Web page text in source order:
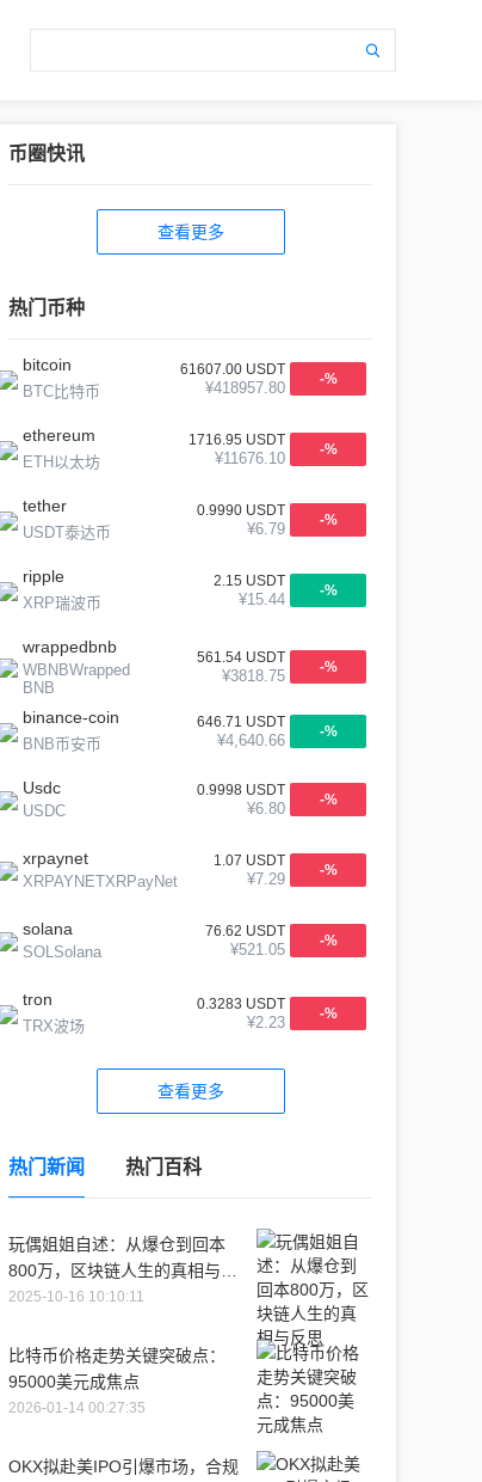
币圈快讯
查看更多
热门币种
bitcoin
BTC比特币
61607.00 USDT
¥418957.80 -%
ethereum
ETH以太坊
1716.95 USDT
¥11676.10 -%
tether
USDT泰达币
0.9990 USDT
¥6.79 -%
ripple
XRP瑞波币
2.15 USDT
¥15.44 -%
wrappedbnb
WBNBWrapped
BNB
561.54 USDT
¥3818.75 -%
binance-coin
BNB币安币
646.71 USDT
¥4,640.66 -%
Usdc
USDC
0.9998 USDT
¥6.80 -%
xrpaynet
XRPAYNETXRPayNet
1.07 USDT
¥7.29 -%
solana
SOLSolana
76.62 USDT
¥521.05 -%
tron
TRX波场
0.3283 USDT
¥2.23 -%
查看更多
热门新闻 热门百科
玩偶姐姐自述：从爆仓到回本
800万，区块链人生的真相与反
思
2025-10-16 10:10:11
比特币价格走势关键突破点：
95000美元成焦点
2026-01-14 00:27:35
OKX拟赴美IPO引爆市场，合规